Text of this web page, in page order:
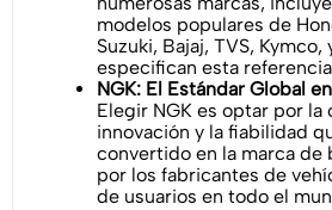
modelos populares de
Suzuki, Bajaj, TVS, Kymco,
especifican esta
NGK: El Estándar Global
Elegir NGK es optar por la
innovación y la fiabilidad
convertido en la marca de
por los fabricantes de
de usuarios en todo el